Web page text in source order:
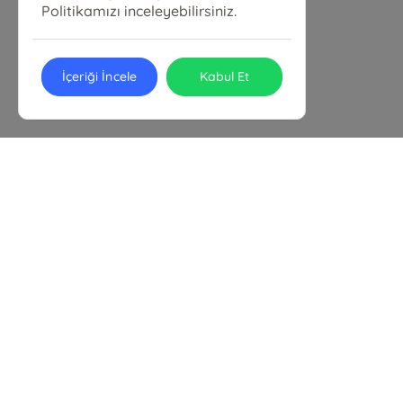
Politikamızı inceleyebilirsiniz.
İçeriği İncele Kabul Et